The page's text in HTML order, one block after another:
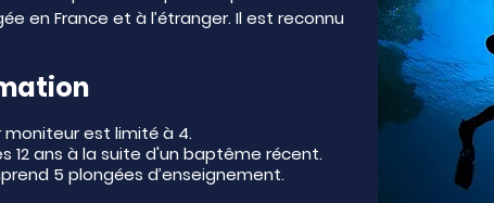
en France et à l’étranger. Il est reconnu
est limité à 4.
12 ans à la suite d'un baptême récent.
5 plongées d’enseignement.